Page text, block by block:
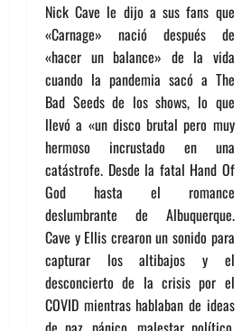
Nick Cave le dijo a sus fans que
«Carnage» nació después de
«hacer un balance» de la vida
cuando la pandemia sacó a The
Bad Seeds de los shows, lo que
llevó a «un disco brutal pero muy
hermoso incrustado en una
catástrofe. Desde la fatal Hand Of
God hasta el romance
deslumbrante de Albuquerque.
Cave y Ellis crearon un sonido para
capturar los altibajos y el
desconcierto de la crisis por el
COVID mientras hablaban de ideas